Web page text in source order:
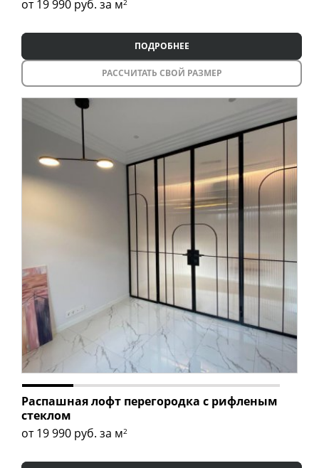
от 19 990 руб. за м2
ПОДРОБНЕЕ
РАССЧИТАТЬ СВОЙ РАЗМЕР
Распашная лофт перегородка с рифленым
стеклом
от 19 990 руб. за м2